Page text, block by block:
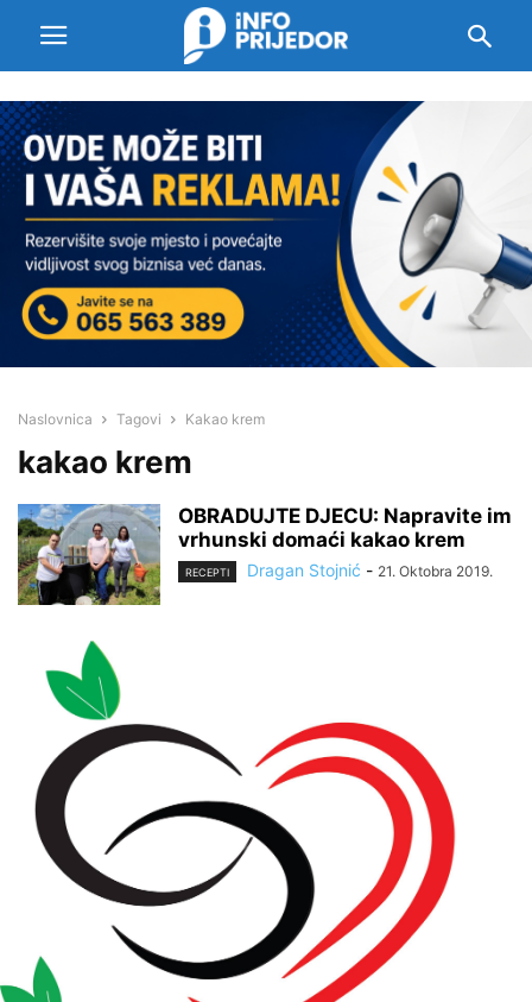
Naslovnica Tagovi Kakao krem
kakao krem
OBRADUJTE DJECU: Napravite im
vrhunski domaći kakao krem
RECEPTI Dragan Stojnić - 21. Oktobra 2019.